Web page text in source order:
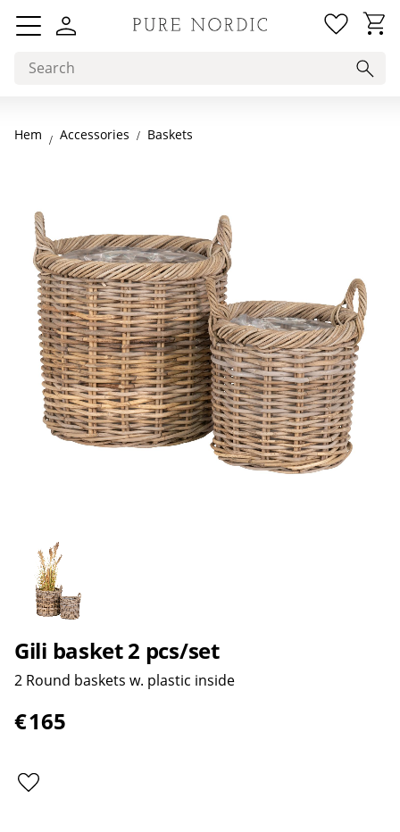
Menu
Basket
Hem Accessories Baskets
Gili basket 2 pcs/set
2 Round baskets w. plastic inside
€165
Add to favorites